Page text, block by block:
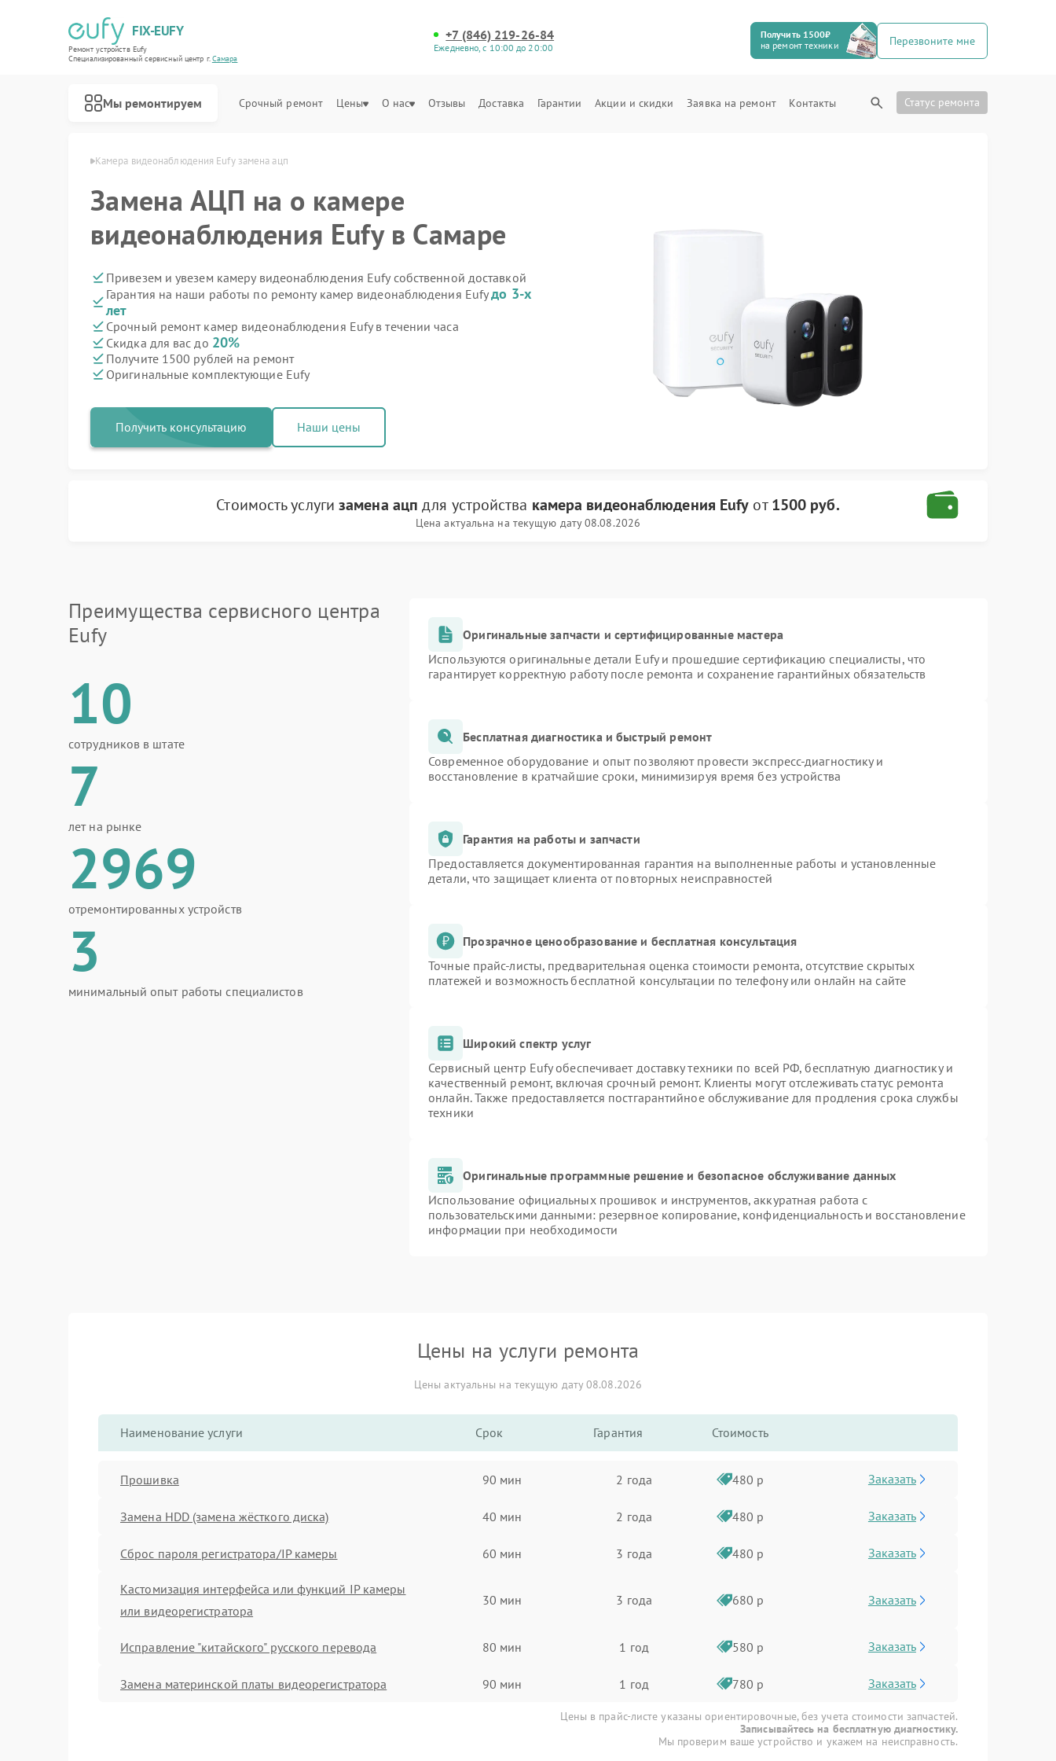
FIX-EUFY
Ремонт устройств Eufy
Специализированный cервисный центр г.Самара
+7 (846) 219-26-84
Ежедневно, с 10:00 до 20:00
Получить 1500₽
на ремонт техники
Перезвоните мне
Мы ремонтируем Срочный ремонт Цены О нас Отзывы Доставка Гарантии Акции и скидки Заявка на ремонт Контакты Статус ремонта
Камера видеонаблюдения Eufy замена ацп
Замена АЦП на о камере
видеонаблюдения Eufy в Самаре
Привезем и увезем камеру видеонаблюдения Eufy собственной доставкой
Гарантия на наши работы по ремонту камер видеонаблюдения Eufyдо 3-х
лет
Срочный ремонт камер видеонаблюдения Eufy в течении часа
Скидка для вас до 20%
Получите 1500 рублей на ремонт
Оригинальные комплектующие Eufy
Получить консультацию Наши цены
Стоимость услугизамена ацп для устройства камера видеонаблюдения Eufy от1500 руб.
Цена актуальна на текущую дату 08.08.2026
Преимущества сервисного центра
Eufy
10
сотрудников в штате
7
лет на рынке
2969
отремонтированных устройств
3
минимальный опыт работы специалистов
Оригинальные запчасти и сертифицированные мастера
Используются оригинальные детали Eufy и прошедшие сертификацию специалисты, что
гарантирует корректную работу после ремонта и сохранение гарантийных обязательств
Бесплатная диагностика и быстрый ремонт
Современное оборудование и опыт позволяют провести экспресс-диагностику и
восстановление в кратчайшие сроки, минимизируя время без устройства
Гарантия на работы и запчасти
Предоставляется документированная гарантия на выполненные работы и установленные
детали, что защищает клиента от повторных неисправностей
Прозрачное ценообразование и бесплатная консультация
Точные прайс-листы, предварительная оценка стоимости ремонта, отсутствие скрытых
платежей и возможность бесплатной консультации по телефону или онлайн на сайте
Широкий спектр услуг
Сервисный центр Eufy обеспечивает доставку техники по всей РФ, бесплатную диагностику и
качественный ремонт, включая срочный ремонт. Клиенты могут отслеживать статус ремонта
онлайн. Также предоставляется постгарантийное обслуживание для продления срока службы
техники
Оригинальные программные решение и безопасное обслуживание данных
Использование официальных прошивок и инструментов, аккуратная работа с
пользовательскими данными: резервное копирование, конфиденциальность и восстановление
информации при необходимости
Цены на услуги ремонта
Цены актуальны на текущую дату 08.08.2026
Наименование услуги Срок Гарантия Стоимость
Прошивка 90 мин 2 года 480 р Заказать
Замена HDD (замена жёсткого диска) 40 мин 2 года 480 р Заказать
Сброс пароля регистратора/IP камеры 60 мин 3 года 480 р Заказать
Кастомизация интерфейса или функций IP камеры
или видеорегистратора
30 мин 3 года 680 р Заказать
Исправление "китайского" русского перевода 80 мин 1 год 580 р Заказать
Замена материнской платы видеорегистратора 90 мин 1 год 780 р Заказать
Цены в прайс-листе указаны ориентировочные, без учета стоимости запчастей.
Записывайтесь на бесплатную диагностику.
Мы проверим ваше устройство и укажем на неисправность.